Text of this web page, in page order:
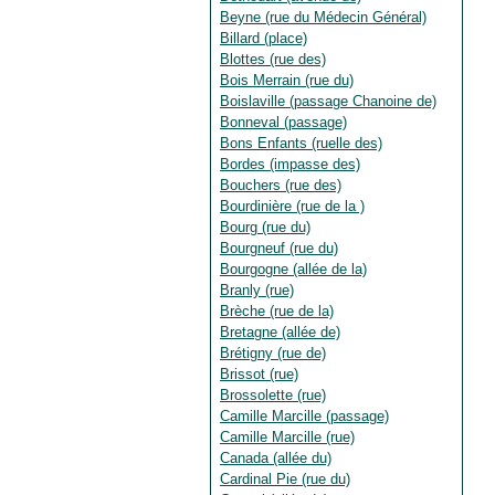
Beyne (rue du Médecin Général)
Billard (place)
Blottes (rue des)
Bois Merrain (rue du)
Boislaville (passage Chanoine de)
Bonneval (passage)
Bons Enfants (ruelle des)
Bordes (impasse des)
Bouchers (rue des)
Bourdinière (rue de la )
Bourg (rue du)
Bourgneuf (rue du)
Bourgogne (allée de la)
Branly (rue)
Brèche (rue de la)
Bretagne (allée de)
Brétigny (rue de)
Brissot (rue)
Brossolette (rue)
Camille Marcille (passage)
Camille Marcille (rue)
Canada (allée du)
Cardinal Pie (rue du)